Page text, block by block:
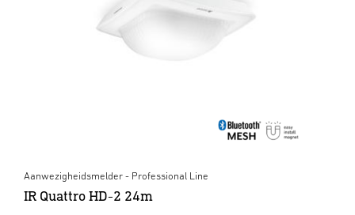
Aanwezigheidsmelder - Professional Line
IR Quattro HD-2 24m